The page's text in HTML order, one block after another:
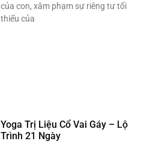
của con, xâm phạm sự riêng tư tối
thiểu của
Yoga Trị Liệu Cổ Vai Gáy – Lộ
Trình 21 Ngày